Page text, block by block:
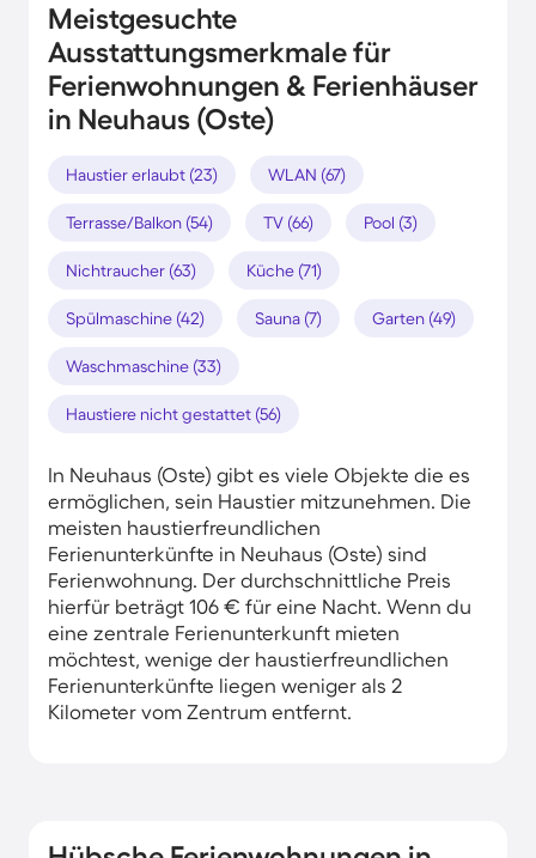
Meistgesuchte
Ausstattungsmerkmale für
Ferienwohnungen & Ferienhäuser
in Neuhaus (Oste)
Haustier erlaubt (23) WLAN (67)
Terrasse/Balkon (54) TV (66) Pool (3)
Nichtraucher (63) Küche (71)
Spülmaschine (42) Sauna (7) Garten (49)
Waschmaschine (33)
Haustiere nicht gestattet (56)
In Neuhaus (Oste) gibt es viele Objekte die es
ermöglichen, sein Haustier mitzunehmen. Die
meisten haustierfreundlichen
Ferienunterkünfte in Neuhaus (Oste) sind
Ferienwohnung. Der durchschnittliche Preis
hierfür beträgt 106 € für eine Nacht. Wenn du
eine zentrale Ferienunterkunft mieten
möchtest, wenige der haustierfreundlichen
Ferienunterkünfte liegen weniger als 2
Kilometer vom Zentrum entfernt.